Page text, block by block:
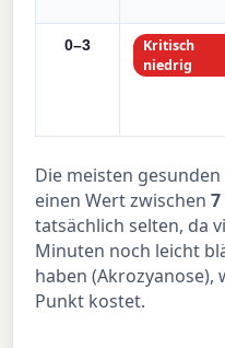
0–3
Kritisch
niedrig
Die meisten
einen Wert zwischen
tatsächlich selten, da
Minuten noch leicht
haben (Akrozyanose),
Punkt kostet.